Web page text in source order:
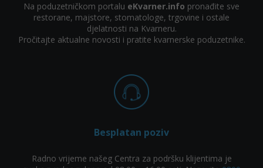
Na poduzetničkom portalu eKvarner.info pronađite sve
restorane, majstore, stomatologe, trgovine i ostale
djelatnosti na Kvarneru.
Pročitajte aktualne novosti i pratite kvarnerske poduzetnike.
Besplatan poziv
Radno vrijeme našeg Centra za podršku klijentima je